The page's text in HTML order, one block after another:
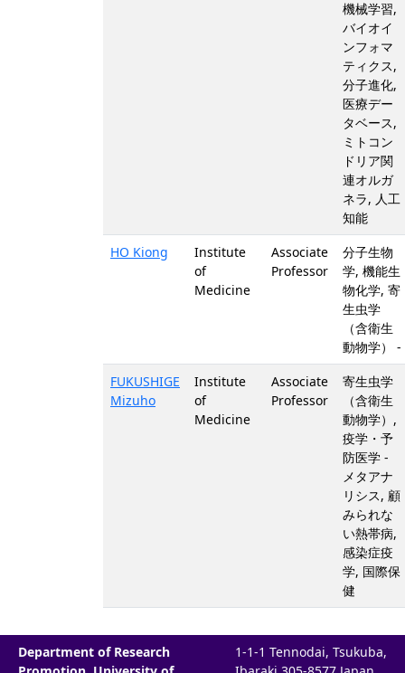
機械学習,
バイオイ
ンフォマ
ティクス,
分子進化,
医療デー
タベース,
ミトコン
ドリア関
連オルガ
ネラ, 人工
知能
HO Kiong
Institute
of
Medicine
Associate
Professor
分子生物
学, 機能生
物化学, 寄
生虫学
（含衛生
動物学） -
FUKUSHIGE
Mizuho
Institute
of
Medicine
Associate
Professor
寄生虫学
（含衛生
動物学）,
疫学・予
防医学 -
メタアナ
リシス, 顧
みられな
い熱帯病,
感染症疫
学, 国際保
健
Department of Research
1-1-1 Tennodai, Tsukuba,